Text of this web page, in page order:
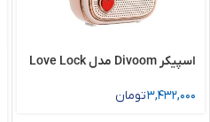
اسپیکر Divoom مدل Love Lock
3,432,000تومان